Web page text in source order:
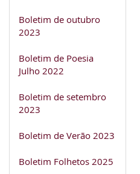
Boletim de outubro
2023
Boletim de Poesia
Julho 2022
Boletim de setembro
2023
Boletim de Verão 2023
Boletim Folhetos 2025